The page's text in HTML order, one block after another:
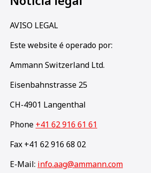
AVISO LEGAL
Este website é operado por:
Ammann Switzerland Ltd.
Eisenbahnstrasse 25
CH-4901 Langenthal
Phone +41 62 916 61 61
Fax +41 62 916 68 02
E-Mail: info.aag@ammann.com